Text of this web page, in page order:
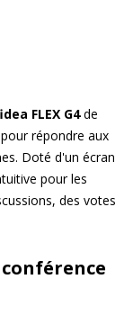
FLEX G4de
répondre aux
Doté d'un écran
pour les
des votes